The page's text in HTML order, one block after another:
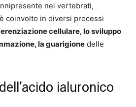
nei vertebrati,
coinvolto in diversi processi
cellulare, lo sviluppo
la guarigione delle
ialuronico